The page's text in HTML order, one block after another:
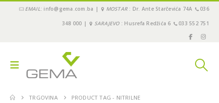
EMAIL: info@gema.com.ba | MOSTAR : Dr. Ante Starčevića 74A 036
348 000 | SARAJEVO: Husrefa Redžića 6 033 552 751
TRGOVINA PRODUCT TAG - NITRILNE